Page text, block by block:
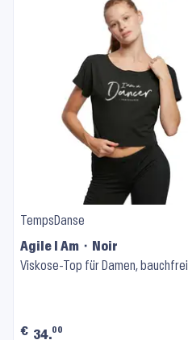
TempsDanse
Agile I Am ⬝ Noir
Viskose-Top für Damen, bauchfrei
€ 34.00